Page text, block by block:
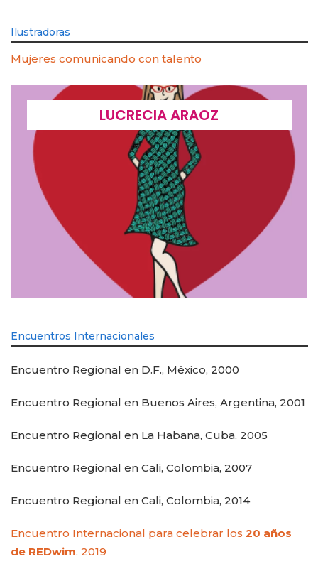
Ilustradoras
Mujeres comunicando con talento
LUCRECIA ARAOZ
Encuentros Internacionales
Encuentro Regional en D.F., México, 2000
Encuentro Regional en Buenos Aires, Argentina, 2001
Encuentro Regional en La Habana, Cuba, 2005
Encuentro Regional en Cali, Colombia, 2007
Encuentro Regional en Cali, Colombia, 2014
Encuentro Internacional para celebrar los 20 años
de REDwim. 2019